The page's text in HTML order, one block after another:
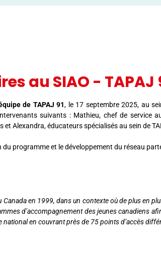
au SIAO - TAPAJ
de TAPAJ 91, le 17 septembre 2025, au
suivants : Mathieu, chef de service au
et Alexandra, éducateurs spécialisés au sein de
programme et le développement du réseau
Canada en 1999, dans un contexte où de plus en
d’accompagnement des jeunes canadiens
national en couvrant près de 75 points d’accès